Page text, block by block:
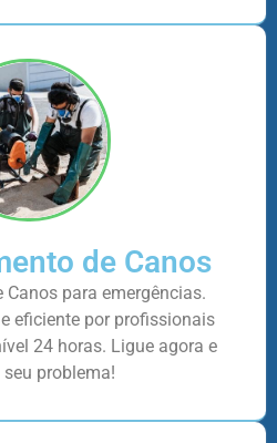
de Canos
Canos para emergências.
eficiente por profissionais
24 horas. Ligue agora e
seu problema!